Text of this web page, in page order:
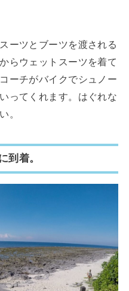
ーツとブーツを渡される
らウェットスーツを着て
ーチがバイクでシュノー
ってくれます。はぐれな
。
到着。